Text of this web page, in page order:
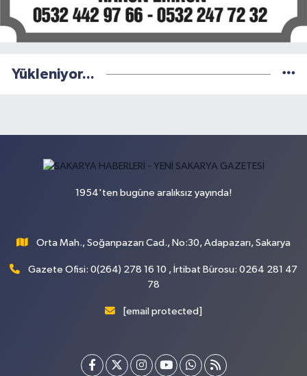
Yükleniyor...
1954'ten bugüne aralıksız yayında!
Orta Mah., Soğanpazarı Cad., No:30, Adapazarı, Sakarya
Gazete Ofisi: 0(264) 278 16 10 , İrtibat Bürosu: 0264 281 47
78
[email protected]